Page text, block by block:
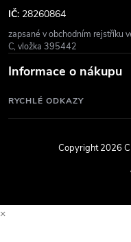
IČ: 28260864
zapsané v obchodním rejstříku
C, vložka 395442
Informace o nákupu
RYCHLÉ ODKAZY
Copyright 2026
×